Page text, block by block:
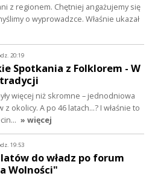
z regionem. Chętniej angażujemy się
o wyprowadzce. Właśnie ukazał
20:19
Spotkania z Folklorem - W
więcej niż skromne – jednodniowa
z okolicy. A po 46 latach…? I właśnie to
» więcej
19:53
do władz po forum
Wolności"